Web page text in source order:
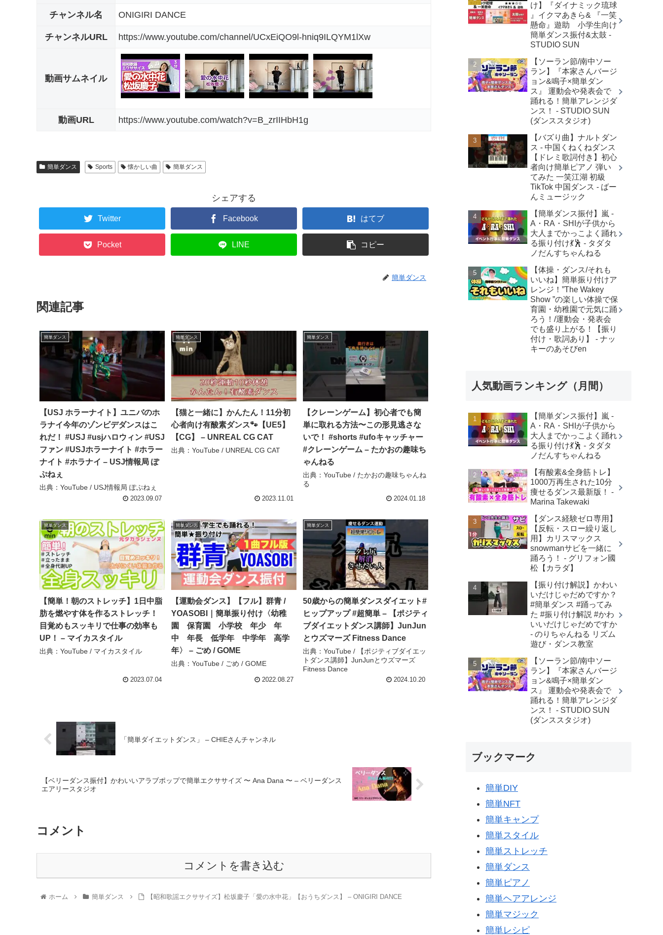
チャンネル名 ONIGIRI DANCE
チャンネルURL https://www.youtube.com/channel/UCxEiQO9l-hniq9ILQYM1lXw
動画サムネイル
動画URL https://www.youtube.com/watch?v=B_zrIIHbH1g
簡単ダンス Sports 懐かしい曲 簡単ダンス
シェアする
Twitter Facebook はてブ
Pocket LINE コピー
簡単ダンス
関連記事
簡単ダンス
【USJ ホラーナイト】ユニバのホ
ラナイ今年のゾンビデダンスはこ
れだ！ #USJ #usjハロウィン #USJ
ファン #USJホラーナイト #ホラー
ナイト #ホラナイ – USJ情報局 ぽ
ぷねぇ
出典：YouTube / USJ情報局 ぽぷねぇ
2023.09.07
簡単ダンス
【猫と一緒に】かんたん！11分初
心者向け有酸素ダンス🐾【UE5】
【CG】 – UNREAL CG CAT
出典：YouTube / UNREAL CG CAT
2023.11.01
簡単ダンス
【クレーンゲーム】初心者でも簡
単に取れる方法〜この形見逃さな
いで！ #shorts #ufoキャッチャー
#クレーンゲーム – たかおの趣味ち
ゃんねる
出典：YouTube / たかおの趣味ちゃんね
る
2024.01.18
簡単ダンス
【簡単！朝のストレッチ】1日中脂
肪を燃やす体を作るストレッチ！
目覚めもスッキリで仕事の効率も
UP！ – マイカスタイル
出典：YouTube / マイカスタイル
2023.07.04
簡単ダンス
【運動会ダンス】【フル】群青 /
YOASOBI｜簡単振り付け〈幼稚
園 保育園 小学校 年少 年
中 年長 低学年 中学年 高学
年〉 – ごめ / GOME
出典：YouTube / ごめ / GOME
2022.08.27
簡単ダンス
50歳からの簡単ダンスダイエット#
ヒップアップ #超簡単 – 【ポジティ
ブダイエットダンス講師】JunJun
とウズマーズ Fitness Dance
出典：YouTube / 【ポジティブダイエッ
トダンス講師】JunJunとウズマーズ
Fitness Dance
2024.10.20
「簡単ダイエットダンス」 – CHIEさんチャンネル
【ベリーダンス振付】かわいいアラブポップで簡単エクササイズ 〜 Ana Dana 〜 – ベリーダンス
エアリースタジオ
コメント
コメントを書き込む
ホーム 簡単ダンス 【昭和歌謡エクササイズ】松坂慶子「愛の水中花」【おうちダンス】 – ONIGIRI DANCE
け】『ダイナミック琉球
』イクマあきら& 『一笑
懸命』遊助 小学生向け
簡単ダンス振付&太鼓 -
STUDIO SUN
【ソーラン節/南中ソー
ラン】『本家さんバージ
ョン&鳴子×簡単ダン
ス』 運動会や発表会で
踊れる！簡単アレンジダ
ンス！ - STUDIO SUN
(ダンススタジオ)
【バズり曲】ナルトダン
ス - 中国くねくねダンス
【ドレミ歌詞付き】初心
者向け簡単ピアノ 弾い
てみた 一笑江湖 初級
TikTok 中国ダンス - ばー
んミュージック
【簡単ダンス振付】嵐 -
A・RA・SHIが子供から
大人までかっこよく踊れ
る振り付け💃🕺 - タダタ
ノだんすちゃんねる
【体操・ダンス/それも
いいね】簡単振り付けア
レンジ！”The Wakey
Show ”の楽しい体操で保
育園・幼稚園で元気に踊
ろう！/運動会・発表会
でも盛り上がる！【振り
付け・歌詞あり】 - ナッ
キーのあそびen
人気動画ランキング（月間）
【簡単ダンス振付】嵐 -
A・RA・SHIが子供から
大人までかっこよく踊れ
る振り付け💃🕺 - タダタ
ノだんすちゃんねる
【有酸素&全身筋トレ】
1000万再生された10分
痩せるダンス最新版！ -
Marina Takewaki
【ダンス経験ゼロ専用】
【反転・スロー繰り返し
用】カリスマックス
snowmanサビを一緒に
踊ろう！ - グリフォン國
松【カラダ】
【振り付け解説】かわい
いだけじゃだめですか？
#簡単ダンス #踊ってみ
た #振り付け解説 #かわ
いいだけじゃだめですか
- のりちゃんねる リズム
遊び・ダンス教室
【ソーラン節/南中ソー
ラン】『本家さんバージ
ョン&鳴子×簡単ダン
ス』 運動会や発表会で
踊れる！簡単アレンジダ
ンス！ - STUDIO SUN
(ダンススタジオ)
ブックマーク
簡単DIY
簡単NFT
簡単キャンプ
簡単スタイル
簡単ストレッチ
簡単ダンス
簡単ピアノ
簡単ヘアアレンジ
簡単マジック
簡単レシピ